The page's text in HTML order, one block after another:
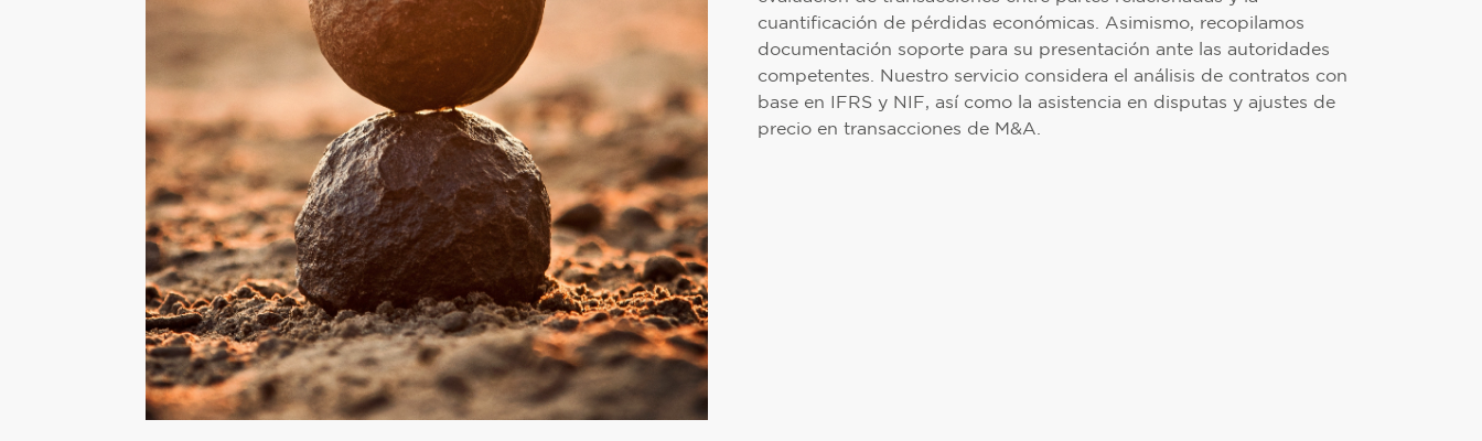
cuantificación de pérdidas económicas. Asimismo, recopilamos
documentación soporte para su presentación ante las autoridades
competentes. Nuestro servicio considera el análisis de contratos con
base en IFRS y NIF, así como la asistencia en disputas y ajustes de
precio en transacciones de M&A.